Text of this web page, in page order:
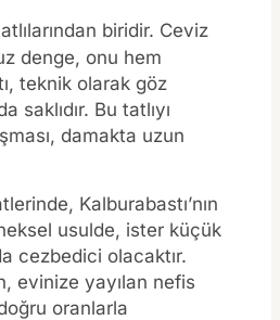
biridir. Ceviz
denge, onu hem
teknik olarak göz
saklıdır. Bu tatlıyı
damakta uzun
Kalburabastı’nın
usulde, ister küçük
cezbedici olacaktır.
evinize yayılan nefis
oranlarla